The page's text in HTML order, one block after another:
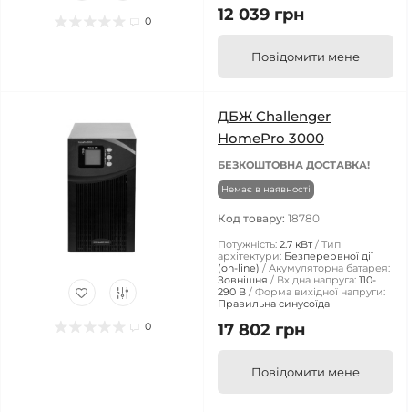
0 12 039 грн
Повідомити мене
0
ДБЖ Challenger
HomePro 3000
БЕЗКОШТОВНА ДОСТАВКА!
Немає в наявності
Код товару: 18780
Потужність: 2.7 кВт
Тип
архітектури: Безперервної дії
(on-line)
Акумуляторна батарея:
Зовнішня
Вхідна напруга: 110-
290 В
Форма вихідної напруги:
Правильна синусоїда
17 802 грн
Повідомити мене